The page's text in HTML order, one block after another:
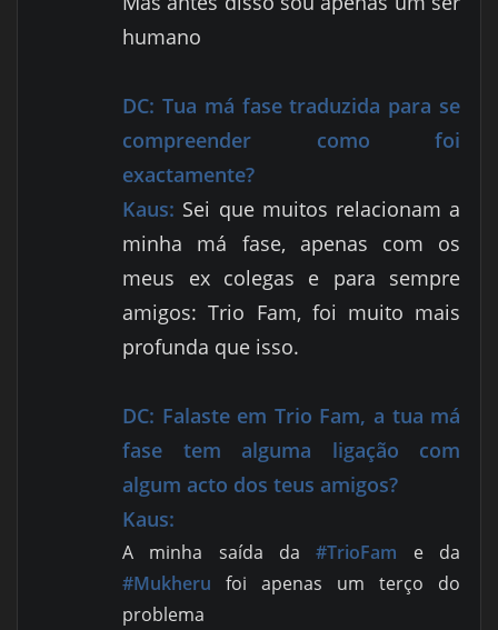
humano
DC: Tua má fase traduzida para se
compreender como foi
exactamente?
Kaus: Sei que muitos relacionam a
minha má fase, apenas com os
meus ex colegas e para sempre
amigos: Trio Fam, foi muito mais
profunda que isso.
DC: Falaste em Trio Fam, a tua má
fase tem alguma ligação com
algum acto dos teus amigos?
Kaus:
A minha saída da#TrioFam e da
#Mukheru foi apenas um terço do
problema